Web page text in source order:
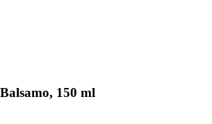
150 ml